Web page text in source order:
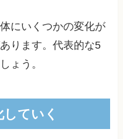
にいくつかの変化が
ります。代表的な5
ょう。
ていく